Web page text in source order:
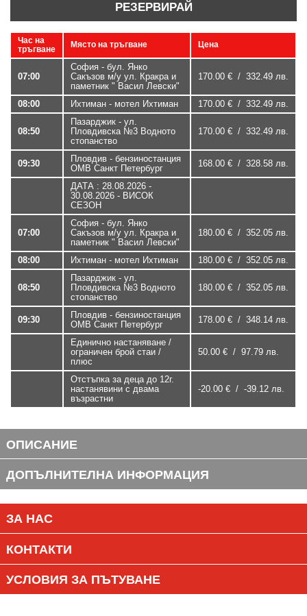
РЕЗЕРВИРАЙ
Час на
тръгване
Място на тръгване Цена
07:00
София - бул. Янко
Сакъзов м/у ул. Кракра и
паметник " Васил Левски"
170.00 € / 332.49 лв.
08:00 Ихтиман - мотел Ихтиман 170.00 € / 332.49 лв.
08:50
Пазарджик - ул.
Пловдивска №3 Водното
стопанство
170.00 € / 332.49 лв.
09:30
Пловдив - бензиностанция
ОМВ Санкт Петербург
168.00 € / 328.58 лв.
ДАТА : 28.08.2026 -
30.08.2026 - ВИСОК
СЕЗОН
07:00
София - бул. Янко
Сакъзов м/у ул. Кракра и
паметник " Васил Левски"
180.00 € / 352.05 лв.
08:00 Ихтиман - мотел Ихтиман 180.00 € / 352.05 лв.
08:50
Пазарджик - ул.
Пловдивска №3 Водното
стопанство
180.00 € / 352.05 лв.
09:30
Пловдив - бензиностанция
ОМВ Санкт Петербург
178.00 € / 348.14 лв.
Единично настаняване /
ограничен брой стаи /
плюс
50.00 € / 97.79 лв.
Отстъпка за деца до 12г.
настанявини с двама
възрастни
-20.00 € / -39.12 лв.
ОПИСАНИЕ
ДОПЪЛНИТЕЛНА ИНФОРМАЦИЯ
ЗА НАС
КОНТАКТИ
УСЛОВИЯ ЗА ПЪТУВАНЕ